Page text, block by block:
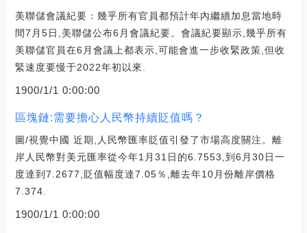
美聯儲會議紀要：幾乎所有官員都預計年內繼續加息當地時
間7月5日,美聯儲公布6月會議紀要。會議紀要顯示,幾乎所有
美聯儲官員在6月會議上都表示,可能會進一步收緊政策,但收
緊速度要慢于2022年初以來.
1900/1/1 0:00:00
區塊鏈:需要擔心人民幣持續貶值嗎？
圖/視覺中國 近期,人民幣匯率貶值引發了市場高度關注。離
岸人民幣對美元匯率從今年1月31日的6.7553,到6月30日一
度達到7.2677,貶值幅度達7.05％,離去年10月份離岸價格
7.374.
1900/1/1 0:00:00